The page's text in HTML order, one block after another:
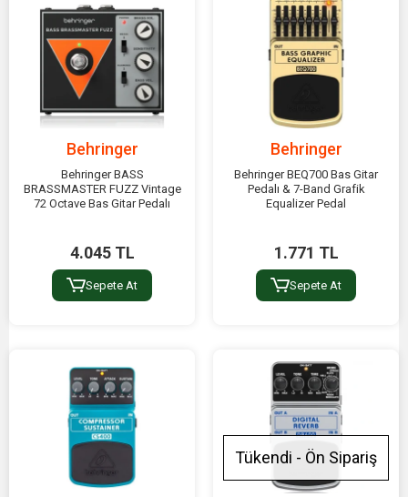
Behringer
Behringer BASS
BRASSMASTER FUZZ Vintage
72 Octave Bas Gitar Pedalı
4.045 TL
Sepete At
Behringer
Behringer BEQ700 Bas Gitar
Pedalı & 7-Band Grafik
Equalizer Pedal
1.771 TL
Sepete At
Tükendi - Ön Sipariş